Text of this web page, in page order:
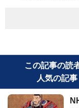
この記事の読
人気の記事